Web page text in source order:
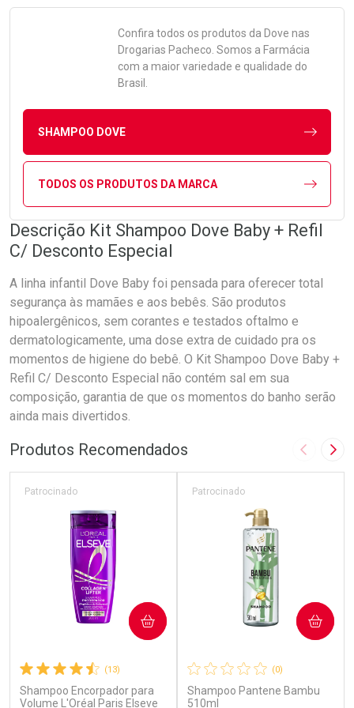
Confira todos os produtos da Dove nas
Drogarias Pacheco. Somos a Farmácia
com a maior variedade e qualidade do
Brasil.
SHAMPOO DOVE
TODOS OS PRODUTOS DA MARCA
Descrição Kit Shampoo Dove Baby + Refil
C/ Desconto Especial
A linha infantil Dove Baby foi pensada para oferecer total
segurança às mamães e aos bebês. São produtos
hipoalergênicos, sem corantes e testados oftalmo e
dermatologicamente, uma dose extra de cuidado pra os
momentos de higiene do bebê. O Kit Shampoo Dove Baby +
Refil C/ Desconto Especial não contém sal em sua
composição, garantia de que os momentos do banho serão
ainda mais divertidos.
Produtos Recomendados Imagem
(13)
Shampoo Encorpador para
Volume L'Oréal Paris Elseve
Patrocinado
COMPRAR
(0)
Shampoo Pantene Bambu
510ml
Patrocinado
COMPRAR